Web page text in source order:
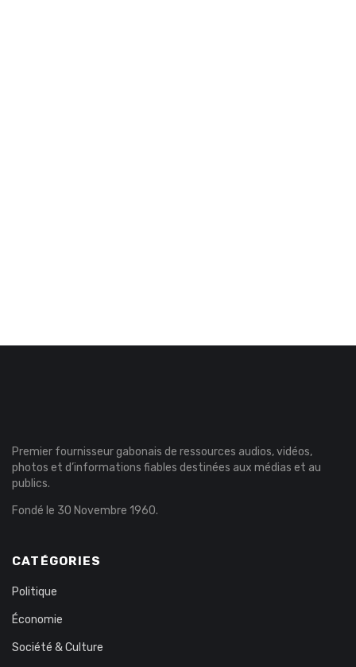
Premier fournisseur gabonais de ressources audios, vidéos,
photos et d’informations fiables destinées aux médias et au
publics.
Fondé le 30 Novembre 1960.
CATÉGORIES
Politique
Économie
Société & Culture